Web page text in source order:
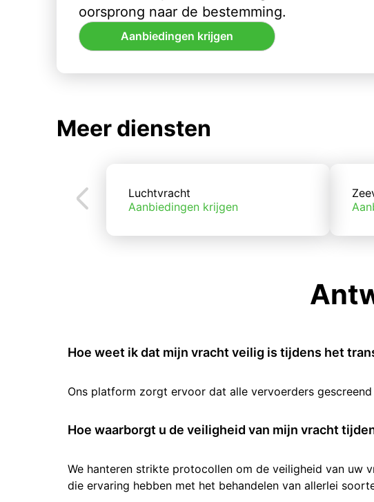
oorsprong naar de bestemming.
Aanbiedingen krijgen
Meer diensten
Luchtvracht
Aanbiedingen krijgen
Hoe weet ik dat mijn vracht veilig is tijdens het
Ons platform zorgt ervoor dat alle vervoerders
Hoe waarborgt u de veiligheid van mijn vracht
We hanteren strikte protocollen om de veiligheid van uw
die ervaring hebben met het behandelen van allerlei